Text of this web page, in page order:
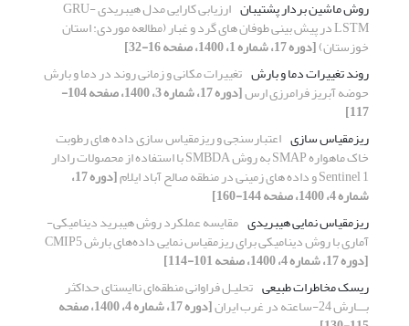
روش ماشین بردار پشتیبان
ارزیابی کارایی مدل هیبریدی GRU-
LSTM در پیش بینی طوفان های گرد و غبار (مطالعه موردی: استان
خوزستان)[دوره 17، شماره 1، 1400، صفحه 16-32]
روند تغییرات دما و بارش تغییرات مکانی و زمانی روند در دما و بارش
حوضه آبریز فرامرزی ارس [دوره 17، شماره 3، 1400، صفحه 104-
117]
ریزمقیاس سازی اعتبارسنجی و ریزمقیاس سازی داده های رطوبت
خاک ماهواره SMAP به روش SMBDA با استفاده از محصولات رادار
Sentinel 1 و داده های زمینی در منطقه صالح آباد ایلام [دوره 17،
شماره 4، 1400، صفحه 144-160]
ریزمقیاس نمایی هیبریدی مقایسه عملکرد روش هیبرید دینامیکی-
آماری با روش دینامیکی برای ریزمقیاس نمایی داده‌های بارش CMIP5
[دوره 17، شماره 4، 1400، صفحه 101-114]
ریسک مخاطرات طبیعی تحلیـل فراوانی منطقه‌ای ناایستای حداکثر
بـــارش 24-ساعته در غرب ایران [دوره 17، شماره 4، 1400، صفحه